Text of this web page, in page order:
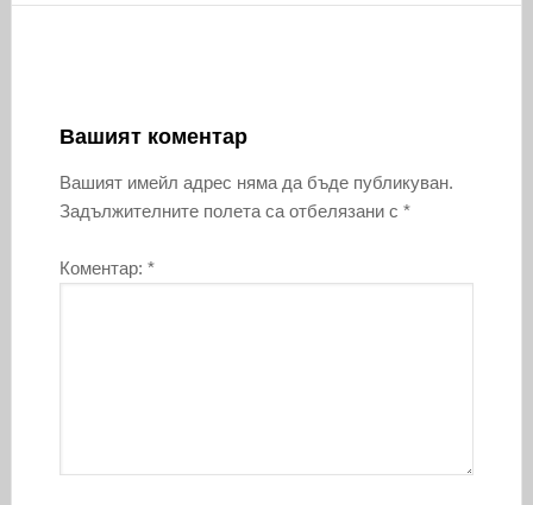
Вашият коментар
Вашият имейл адрес няма да бъде публикуван.
Задължителните полета са отбелязани с *
Коментар: *